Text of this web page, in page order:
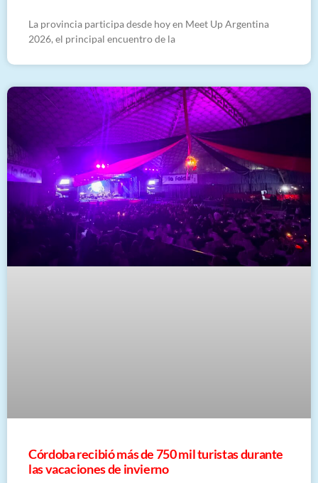
La provincia participa desde hoy en Meet Up Argentina
2026, el principal encuentro de la
Córdoba recibió más de 750 mil turistas durante
las vacaciones de invierno